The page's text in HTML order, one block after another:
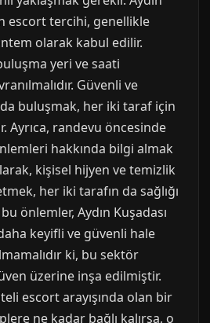
escort tercihi, genellikle
olarak kabul edilir.
yeri ve saati
Güvenli ve
buluşmak, her iki taraf için
Ayrıca, randevu öncesinde
hakkında bilgi almak
kişisel hijyen ve temizlik
her iki tarafın da sağlığı
önlemler, Aydın Kuşadası
keyifli ve güvenli hale
ki, bu sektör
üzerine inşa edilmiştir.
escort arayışında olan bir
ne kadar bağlı kalırsa, o